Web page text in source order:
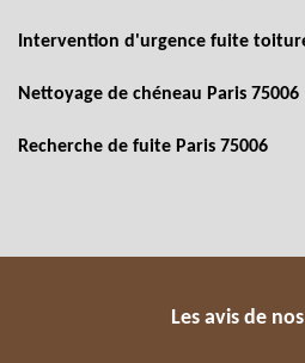
Intervention d'urgence fuite
Nettoyage de chéneau Paris 75006
Recherche de fuite Paris 75006
Les avis de